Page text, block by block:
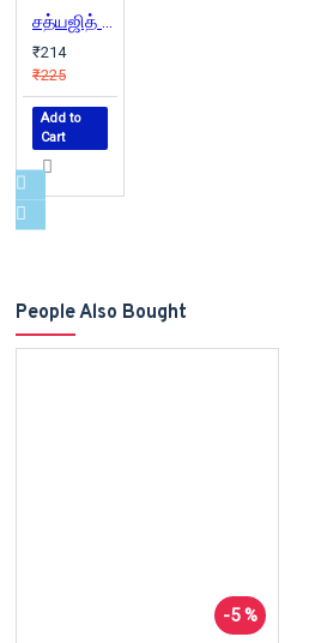
சத்யஜித் ரே: திரைமொழியும் கதைக்களமும்
₹214
₹225
Add to
Cart
People Also Bought
-5 %